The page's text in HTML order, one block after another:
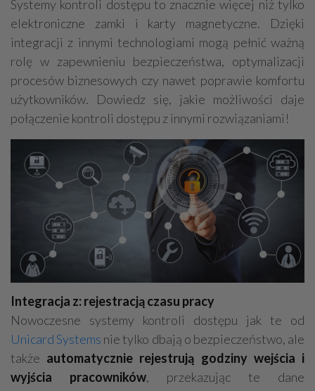
Grzejniki
Hydraulika
Energetyczne instalacje, urządzenia
Materiały hydrauliczne
Przeciwpożarowa ochrona, zabezpieczenia
Elektroinstalatorstwo
Systemy energooszczędne
Elektryczne materiały
Przemysłowe instalacje
Alarmowe systemy, monitoring
Hydrotechnika
Kable, przewody
Odkurzacze centralne
Systemy kontroli dostępu to znacznie więcej niż tylko
elektroniczne zamki i karty magnetyczne. Dzięki
integracji z innymi technologiami mogą pełnić ważną
rolę w zapewnieniu bezpieczeństwa, optymalizacji
procesów biznesowych czy nawet poprawie komfortu
użytkowników. Dowiedz się, jakie możliwości daje
połączenie kontroli dostępu z innymi rozwiązaniami!
Integracja z: rejestracją czasu pracy
Nowoczesne systemy kontroli dostępu jak te od
Unicard Systems nie tylko dbają o bezpieczeństwo, ale
także automatycznie rejestrują godziny wejścia i
wyjścia pracowników, przekazując te dane